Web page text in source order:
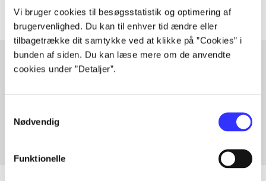
Vi bruger cookies til besøgsstatistik og optimering af
brugervenlighed. Du kan til enhver tid ændre eller
tilbagetrække dit samtykke ved at klikke på ”Cookies” i
bunden af siden. Du kan læse mere om de anvendte
cookies under ”Detaljer”.
Nødvendig
Funktionelle